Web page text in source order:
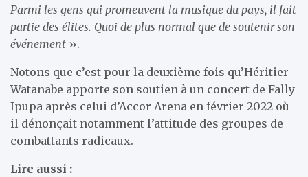
Parmi les gens qui promeuvent la musique du pays, il fait
partie des élites. Quoi de plus normal que de soutenir son
événement ».
Notons que c’est pour la deuxième fois qu’Héritier
Watanabe apporte son soutien à un concert de Fally
Ipupa après celui d’Accor Arena en février 2022 où
il dénonçait notamment l’attitude des groupes de
combattants radicaux.
Lire aussi :